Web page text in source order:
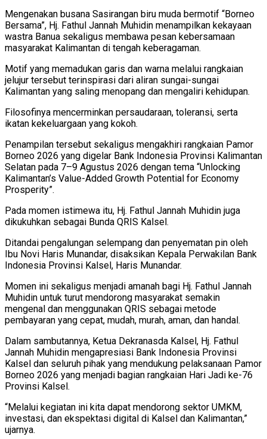
Mengenakan busana Sasirangan biru muda bermotif “Borneo
Bersama”, Hj. Fathul Jannah Muhidin menampilkan kekayaan
wastra Banua sekaligus membawa pesan kebersamaan
masyarakat Kalimantan di tengah keberagaman.
Motif yang memadukan garis dan warna melalui rangkaian
jelujur tersebut terinspirasi dari aliran sungai-sungai
Kalimantan yang saling menopang dan mengaliri kehidupan.
Filosofinya mencerminkan persaudaraan, toleransi, serta
ikatan kekeluargaan yang kokoh.
Penampilan tersebut sekaligus mengakhiri rangkaian Pamor
Borneo 2026 yang digelar Bank Indonesia Provinsi Kalimantan
Selatan pada 7–9 Agustus 2026 dengan tema “Unlocking
Kalimantan’s Value-Added Growth Potential for Economy
Prosperity”.
Pada momen istimewa itu, Hj. Fathul Jannah Muhidin juga
dikukuhkan sebagai Bunda QRIS Kalsel.
Ditandai pengalungan selempang dan penyematan pin oleh
Ibu Novi Haris Munandar, disaksikan Kepala Perwakilan Bank
Indonesia Provinsi Kalsel, Haris Munandar.
Momen ini sekaligus menjadi amanah bagi Hj. Fathul Jannah
Muhidin untuk turut mendorong masyarakat semakin
mengenal dan menggunakan QRIS sebagai metode
pembayaran yang cepat, mudah, murah, aman, dan handal.
Dalam sambutannya, Ketua Dekranasda Kalsel, Hj. Fathul
Jannah Muhidin mengapresiasi Bank Indonesia Provinsi
Kalsel dan seluruh pihak yang mendukung pelaksanaan Pamor
Borneo 2026 yang menjadi bagian rangkaian Hari Jadi ke-76
Provinsi Kalsel.
“Melalui kegiatan ini kita dapat mendorong sektor UMKM,
investasi, dan ekspektasi digital di Kalsel dan Kalimantan,”
ujarnya.